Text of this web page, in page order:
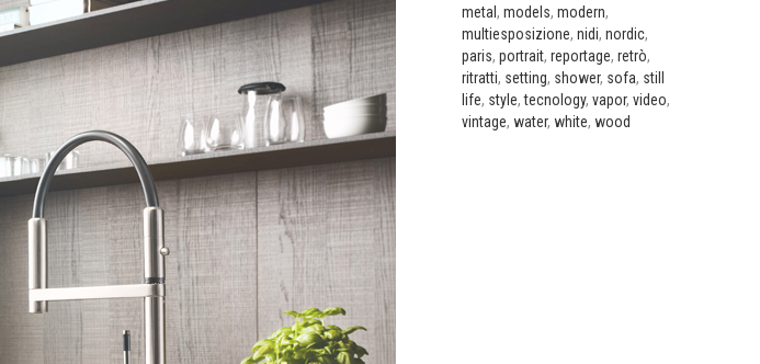
metal , models, modern,
multiesposizione, nidi, nordic,
paris, portrait, reportage, retrò,
ritratti, setting, shower, sofa, still
life, style,tecnology, vapor, video,
vintage, water, white, wood